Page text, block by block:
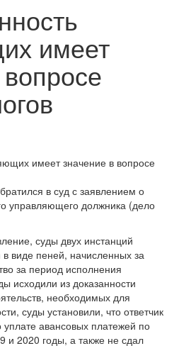
имеет
в суд с заявлением о
управляющего должника (дело
суды двух инстанций
в виде пеней, начисленных за
за период исполнения
исходили из доказанности
необходимых для
суды установили, что ответчик
авансовых платежей по
и 2020 годы, а также не сдал